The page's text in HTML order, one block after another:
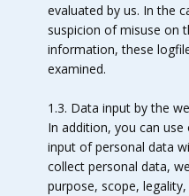
evaluated by us. In the
suspicion of misuse on
information, these
examined.
1.3. Data input by the
In addition, you can
input of personal data
collect personal data,
purpose, scope,